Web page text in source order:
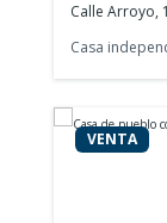
Calle Arroyo,
Casa
VENTA